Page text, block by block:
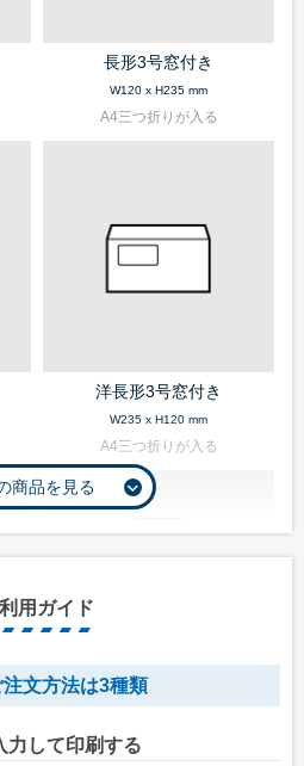
長形3号窓付き
W120 x H235 mm
A4三つ折りが入る
洋長形3号窓付き
W235 x H120 mm
A4三つ折りが入る
W119 x H277 mm
用ガイド
文方法は3種類
力して印刷する